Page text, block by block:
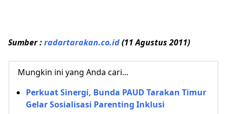
Sumber :radartarakan.co.id(11 Agustus 2011)
Mungkin ini yang Anda cari...
Perkuat Sinergi, Bunda PAUD Tarakan Timur
Gelar Sosialisasi Parenting Inklusi